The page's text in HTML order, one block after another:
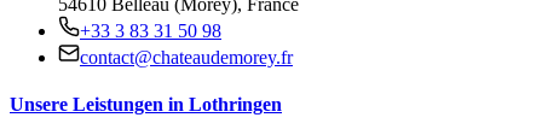
+33 3 83 31 50 98
contact@chateaudemorey.fr
Unsere Leistungen in Lothringen